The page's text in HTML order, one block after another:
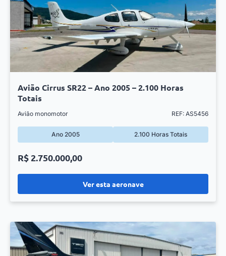
Avião Cirrus SR22 – Ano 2005 – 2.100 Horas
Totais
Avião monomotor REF: AS5456
Ano 2005 2.100 Horas Totais
Ver esta aeronave
R$ 2.750.000,00